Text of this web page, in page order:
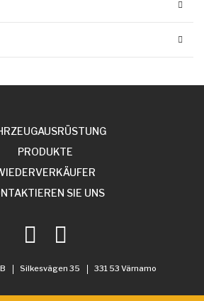
PRODUKTE
SIE UNS
Silkesvägen 35 331 53 Värnamo